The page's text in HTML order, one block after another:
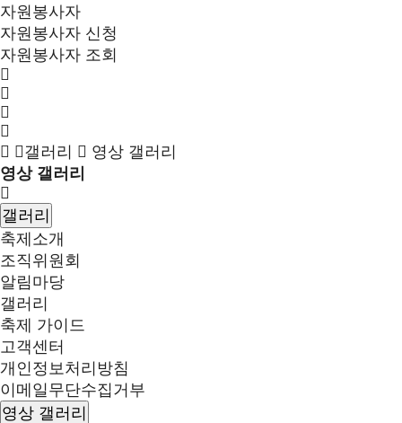
자원봉사자
자원봉사자 신청
자원봉사자 조회
갤러리
영상 갤러리
영상 갤러리
갤러리
축제소개
조직위원회
알림마당
갤러리
축제 가이드
고객센터
개인정보처리방침
이메일무단수집거부
영상 갤러리